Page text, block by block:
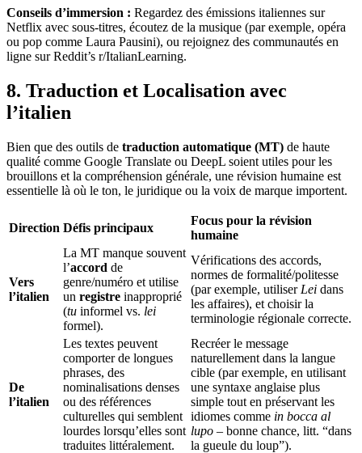
Conseils d’immersion : Regardez des émissions italiennes sur
Netflix avec sous-titres, écoutez de la musique (par exemple, opéra
ou pop comme Laura Pausini), ou rejoignez des communautés en
ligne sur Reddit’s r/ItalianLearning.
8. Traduction et Localisation avec
l’italien
Bien que des outils de traduction automatique (MT) de haute
qualité comme Google Translate ou DeepL soient utiles pour les
brouillons et la compréhension générale, une révision humaine est
essentielle là où le ton, le juridique ou la voix de marque importent.
Direction Défis principaux
Focus pour la révision
humaine
Vers
l’italien
La MT manque souvent
l’accord de
genre/numéro et utilise
un registre inapproprié
(tu informel vs. lei
formel).
Vérifications des accords,
normes de formalité/politesse
(par exemple, utiliser Lei dans
les affaires), et choisir la
terminologie régionale correcte.
De
l’italien
Les textes peuvent
comporter de longues
phrases, des
nominalisations denses
ou des références
culturelles qui semblent
lourdes lorsqu’elles sont
traduites littéralement.
Recréer le message
naturellement dans la langue
cible (par exemple, en utilisant
une syntaxe anglaise plus
simple tout en préservant les
idiomes comme in bocca al
lupo – bonne chance, litt. “dans
la gueule du loup”).